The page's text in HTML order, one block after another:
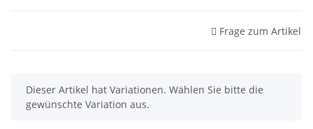
Frage zum Artikel
x
Dieser Artikel hat Variationen. Wählen Sie bitte die
gewünschte Variation aus.